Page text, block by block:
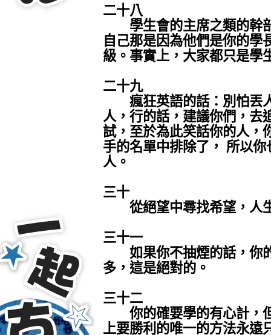
二十八
學生會的主席之類的幹
自己那是因為他們是你的學
級。事實上，大家都只是學
二十九
瘋狂英語的話：別怕丟
人，行的話，建議你們，去
試，至於為此笑話你的人，
手的名單中排除了， 所以
人。
三十
從絕望中尋找希望，人
三十一
如果你不抽煙的話，你
多，這是絕對的。
三十二
你的確要學的有心計，
上要勝利的唯一的方法永遠